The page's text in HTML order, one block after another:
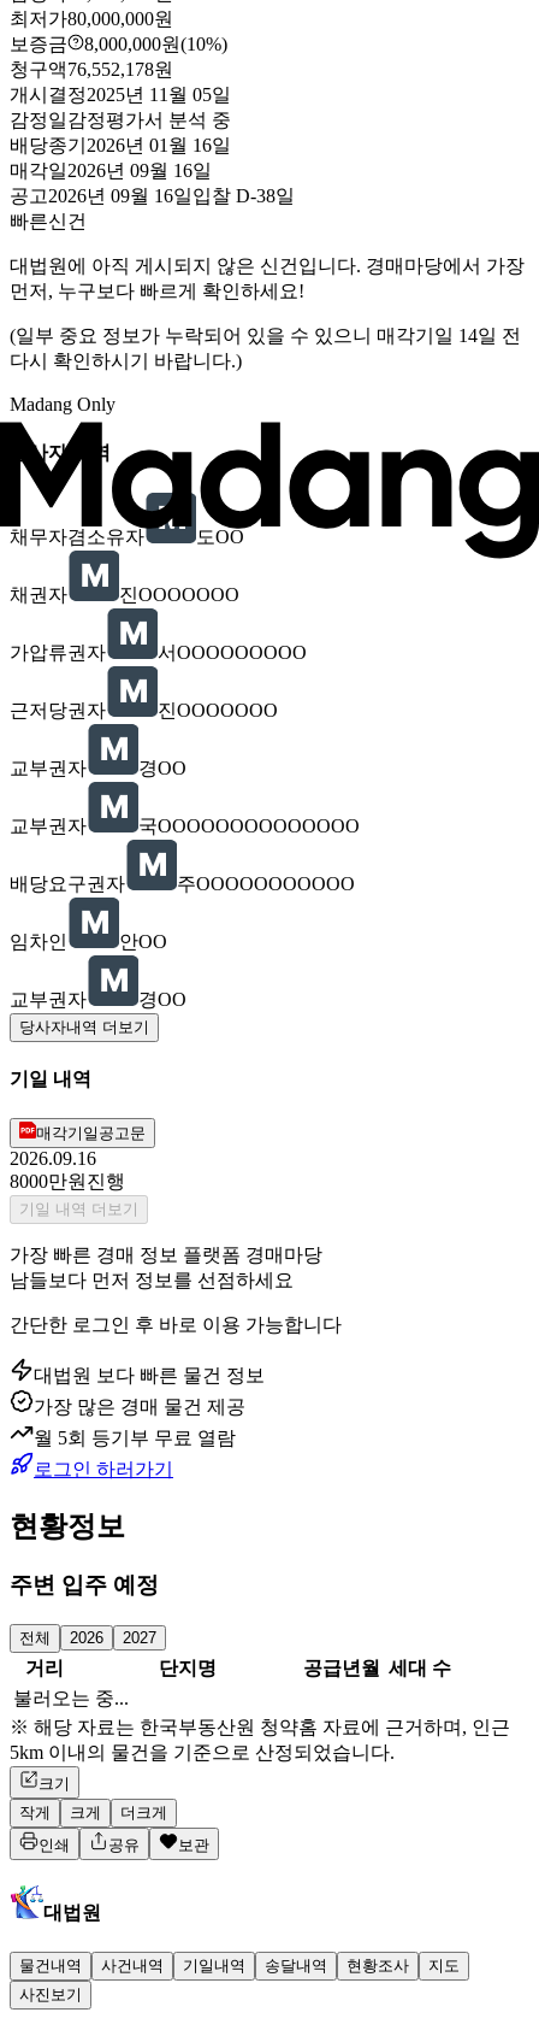
최저가80,000,000원
보증금
8,000,000원(10%)
청구액76,552,178원
개시결정2025년 11월 05일
감정일감정평가서 분석 중
배당종기 2026년 01월 16일
매각일2026년 09월 16일
공고2026년 09월 16일입찰 D-38일
빠른신건
대법원에 아직 게시되지 않은 신건입니다. 경매마당에서 가장
먼저, 누구보다 빠르게 확인하세요!
(일부 중요 정보가 누락되어 있을 수 있으니 매각기일 14일 전
다시 확인하시기 바랍니다.)
Madang Only
당사자 내역
채무자겸소유자 도OO
채권자 진OOOOOOO
가압류권자 서OOOOOOOOO
근저당권자 진OOOOOOO
교부권자 경OO
교부권자 국OOOOOOOOOOOOOO
배당요구권자 주OOOOOOOOOOO
임차인 안OO
교부권자 경OO
당사자내역 더보기
기일 내역
매각기일공고문
2026.09.16
8000만원 진행
기일 내역 더보기
가장 빠른 경매 정보 플랫폼 경매마당
남들보다 먼저 정보를 선점하세요
간단한 로그인 후 바로 이용 가능합니다
대법원 보다 빠른 물건 정보
가장 많은 경매 물건 제공
월 5회 등기부 무료 열람
로그인 하러가기
현황정보
주변 입주 예정
전체 2026 2027
거리 단지명 공급년월 세대 수
불러오는 중...
※ 해당 자료는 한국부동산원 청약홈 자료에 근거하며, 인근
5km 이내의 물건을 기준으로 산정되었습니다.
크기
작게
크게
더크게
인쇄
공유 보관
대법원
물건내역 사건내역 기일내역 송달내역 현황조사
지도
사진보기